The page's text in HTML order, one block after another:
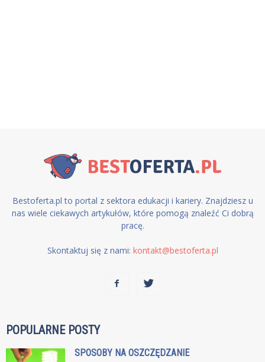
Bestoferta.pl to portal z sektora edukacji i kariery. Znajdziesz u
nas wiele ciekawych artykułów, które pomogą znaleźć Ci dobrą
pracę.
Skontaktuj się z nami: kontakt@bestoferta.pl
POPULARNE POSTY
SPOSOBY NA OSZCZĘDZANIE